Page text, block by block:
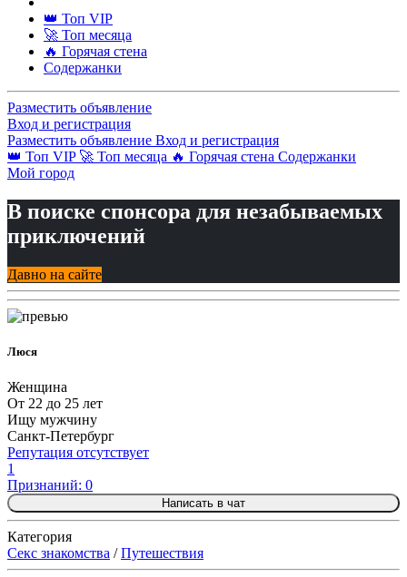
👑 Топ VIP
🚀 Топ месяца
🔥 Горячая стена
Содержанки
Разместить объявление
Вход и регистрация
Разместить объявление Вход и регистрация
👑 Топ VIP 🚀 Топ месяца 🔥 Горячая стена Содержанки
Мой город
В поиске спонсора для незабываемых
приключений
Давно на сайте
Люся
Женщина
От 22 до 25 лет
Ищу мужчину
Санкт-Петербург
Репутация отсутствует
1
Признаний: 0
Написать в чат
Категория
Секс знакомства /Путешествия